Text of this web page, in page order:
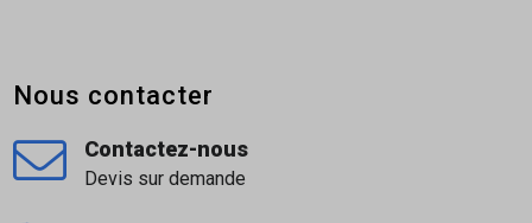
Nous contacter
Contactez-nous
Devis sur demande